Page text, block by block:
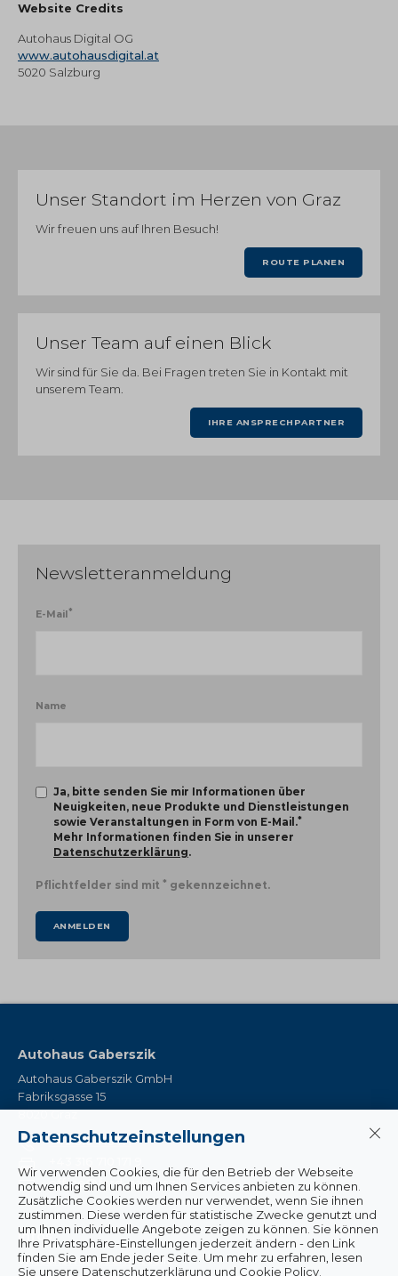
Website Credits
Autohaus Digital OG
www.autohausdigital.at
5020 Salzburg
Unser Standort im Herzen von Graz
Wir freuen uns auf Ihren Besuch!
ROUTE PLANEN
Unser Team auf einen Blick
Wir sind für Sie da. Bei Fragen treten Sie in Kontakt mit
unserem Team.
IHRE ANSPRECHPARTNER
Newsletteranmeldung
E-Mail *
Name
Ja, bitte senden Sie mir Informationen über
Neuigkeiten, neue Produkte und Dienstleistungen
sowie Veranstaltungen in Form von E-Mail.*
Mehr Informationen finden Sie in unserer
Datenschutzerklärung.
Pflichtfelder sind mit * gekennzeichnet.
ANMELDEN
Autohaus Gaberszik
Autohaus Gaberszik GmbH
Fabriksgasse 15
8020 Graz
+43 316 710 171
office@ford-gaberszik.at
Infos
Wissenswertes & Aktuelles
Datenschutzeinstellungen
Wir verwenden Cookies, die für den Betrieb der Webseite
notwendig sind und um Ihnen Services anbieten zu können.
Zusätzliche Cookies werden nur verwendet, wenn Sie ihnen
zustimmen. Diese werden für statistische Zwecke genutzt und
um Ihnen individuelle Angebote zeigen zu können. Sie können
Ihre Privatsphäre-Einstellungen jederzeit ändern - den Link
finden Sie am Ende jeder Seite. Um mehr zu erfahren, lesen
Sie unsere Datenschutzerklärung und Cookie Policy.